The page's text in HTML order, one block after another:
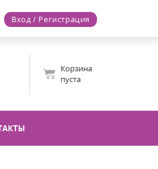
Вход / Регистрация
Корзина
пуста